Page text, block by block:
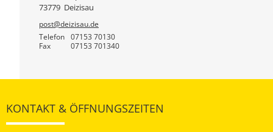
73779 Deizisau
post@deizisau.de
Telefon
07153 70130
Fax 07153 701340
KONTAKT & ÖFFNUNGSZEITEN